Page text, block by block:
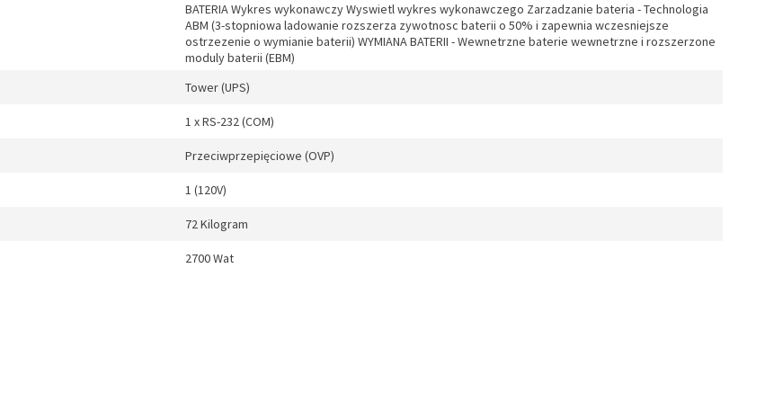
BATERIA Wykres wykonawczy Wyswietl wykres wykonawczego Zarzadzanie bateria - Technologia
ABM (3-stopniowa ladowanie rozszerza zywotnosc baterii o 50% i zapewnia wczesniejsze
ostrzezenie o wymianie baterii) WYMIANA BATERII - Wewnetrzne baterie wewnetrzne i rozszerzone
moduly baterii (EBM)
Tower (UPS)
1 x RS-232 (COM)
Przeciwprzepięciowe (OVP)
1 (120V)
72 Kilogram
2700 Wat